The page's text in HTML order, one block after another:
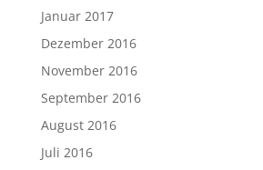
Januar 2017
Dezember 2016
November 2016
September 2016
August 2016
Juli 2016